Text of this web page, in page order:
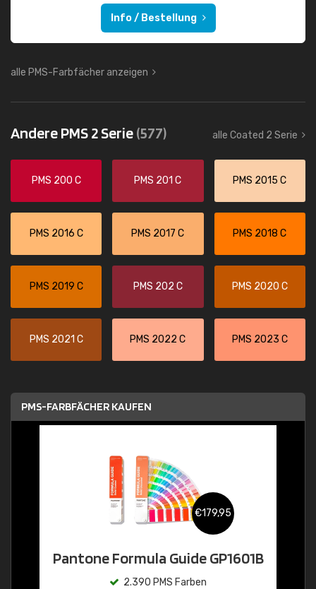
Info / Bestellung
alle PMS-Farbfächer anzeigen
Andere PMS 2 Serie(577) alle Coated 2 Serie
PMS 200 C PMS 201 C PMS 2015 C
PMS 2016 C PMS 2017 C PMS 2018 C
PMS 2019 C PMS 202 C PMS 2020 C
PMS 2021 C PMS 2022 C PMS 2023 C
PMS-FARBFÄCHER KAUFEN
€179,95
Pantone Formula Guide GP1601B
2.390 PMS Farben